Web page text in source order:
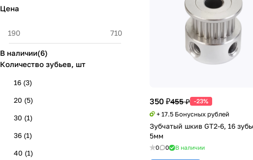
350 ₽455 ₽ -23%
+ 17.5 Бонусных рублей
Зубчатый шкив GT2-6, 16
5мм
0 0 В наличии
Цена
В наличии(6)
Количество зубьев, шт
16 (3)
20 (5)
30 (1)
36 (1)
40 (1)